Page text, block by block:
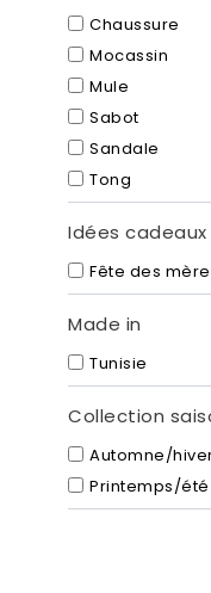
Chaussure
Mocassin
Mule
Sabot
Sandale
Tong
Idées cadeaux
Fête des
Made in
Tunisie
Collection
Automne/
Printemps/été